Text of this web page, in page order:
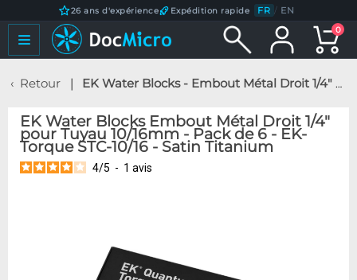
26 ans d'expérience Expédition rapide FR / EN
0
Retour EK Water Blocks - Embout Métal Droit 1/4" pour Tuyau 10/16mm - Pack de 6 - EK-Torque STC-10/16 - Satin Titanium
EK Water Blocks Embout Métal Droit 1/4"
pour Tuyau 10/16mm - Pack de 6 - EK-
Torque STC-10/16 - Satin Titanium
4/5 - 1 avis